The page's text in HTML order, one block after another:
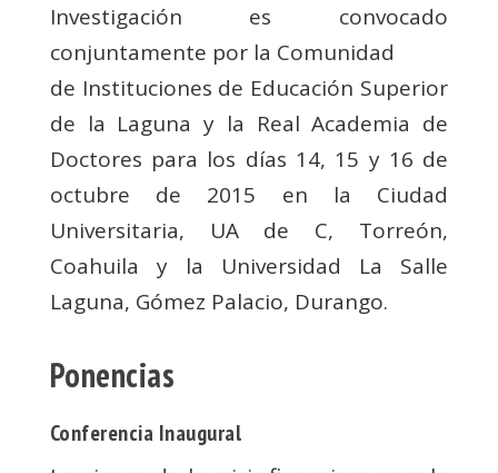
Investigación es convocado
conjuntamente por la Comunidad
de Instituciones de Educación Superior
de la Laguna y la Real Academia de
Doctores para los días 14, 15 y 16 de
octubre de 2015 en la Ciudad
Universitaria, UA de C, Torreón,
Coahuila y la Universidad La Salle
Laguna, Gómez Palacio, Durango.
Ponencias
Conferencia Inaugural